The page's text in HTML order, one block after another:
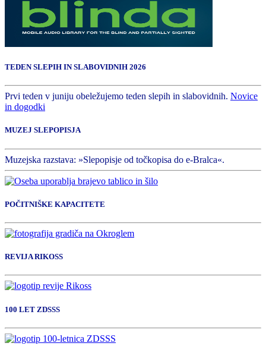
TEDEN SLEPIH IN SLABOVIDNIH 2026
Prvi teden v juniju obeležujemo teden slepih in slabovidnih. Novice
in dogodki
MUZEJ SLEPOPISJA
Muzejska razstava: »Slepopisje od točkopisa do e-Bralca«.
POČITNIŠKE KAPACITETE
REVIJA RIKOSS
100 LET ZDSSS